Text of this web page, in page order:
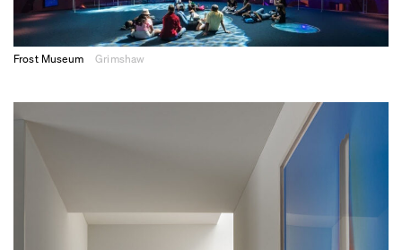
Frost Museum Grimshaw